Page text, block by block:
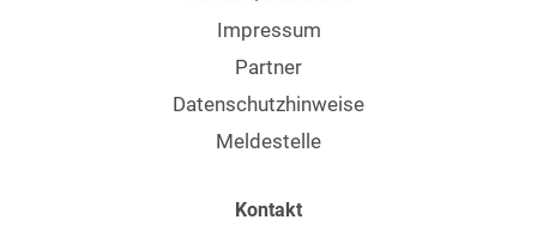
Impressum
Partner
Datenschutzhinweise
Meldestelle
Kontakt